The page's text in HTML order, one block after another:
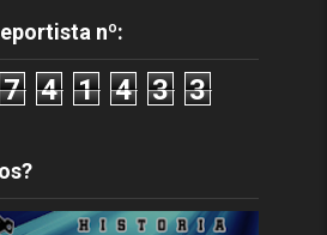
nº:
7 4 1 4 3 3